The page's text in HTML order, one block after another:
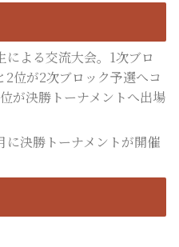
よる交流大会。1次ブロ
位が2次ブロック予選へコ
が決勝トーナメントへ出場
に決勝トーナメントが開催